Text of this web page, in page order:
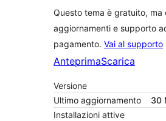
Questo tema è gratuito, ma
aggiornamenti e supporto
pagamento. Vai al supporto
AnteprimaScarica
Versione
Ultimo aggiornamento
30
Installazioni attive